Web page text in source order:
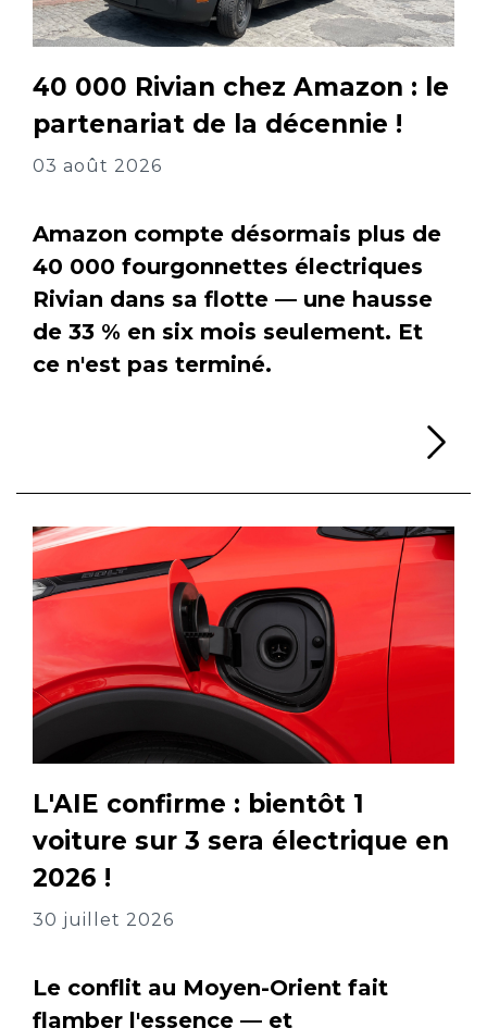
40 000 Rivian chez Amazon : le
partenariat de la décennie !
03 août 2026
Amazon compte désormais plus de
40 000 fourgonnettes électriques
Rivian dans sa flotte — une hausse
de 33 % en six mois seulement. Et
ce n'est pas terminé.
L'AIE confirme : bientôt 1
voiture sur 3 sera électrique en
2026 !
30 juillet 2026
Le conflit au Moyen-Orient fait
flamber l'essence — et